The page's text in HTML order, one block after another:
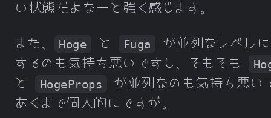
い状態だよなーと強く感じます。
また、 Hoge と Fuga
が並列なレベル
するのも気持ち悪いですし、そもそも
と
HogeProps
が並列なのも気持ち悪い
あくまで個人的にですが。